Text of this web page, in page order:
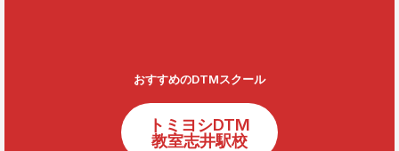
おすすめのDTMスクール
トミヨシDTM
教室志井駅校